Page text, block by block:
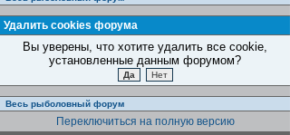
Удалить cookies форума
Вы уверены, что хотите удалить все cookie,
установленные данным форумом?
Весь рыболовный форум
Переключиться на полную версию